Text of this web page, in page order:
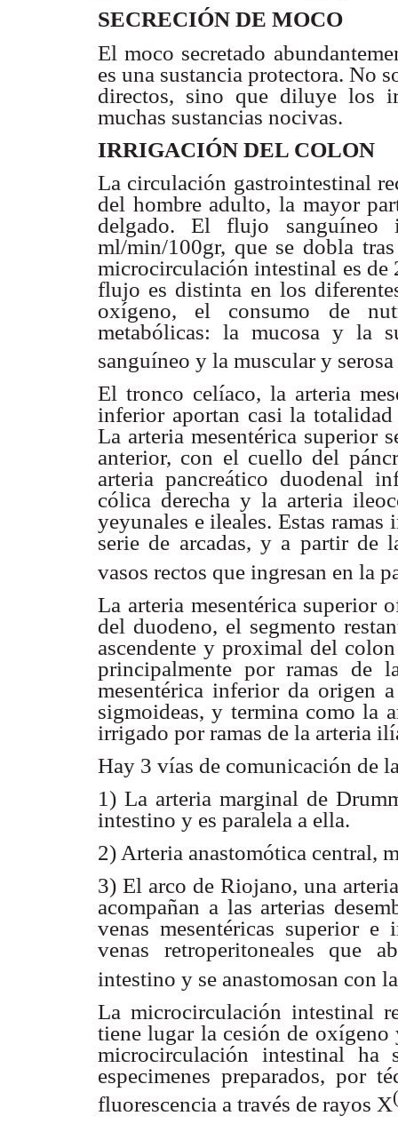
SECRECIÓN DE MOCO
El moco secretado
es una sustancia protectora. No
directos, sino que diluye los
muchas sustancias nocivas.
IRRIGACIÓN DEL COLON
La circulación gastrointestinal
del hombre adulto, la mayor
delgado. El flujo
ml/min/100gr, que se dobla
microcirculación intestinal es
flujo es distinta en los
oxígeno, el consumo de
metabólicas: la mucosa y la
sanguíneo y la muscular y
El tronco celíaco, la arteria
inferior aportan casi la
La arteria mesentérica superior
anterior, con el cuello del
arteria pancreático duodenal
cólica derecha y la arteria
yeyunales e ileales. Estas
serie de arcadas, y a partir de
vasos rectos que ingresan en la
La arteria mesentérica superior
del duodeno, el segmento
ascendente y proximal del
principalmente por ramas de
mesentérica inferior da origen
sigmoideas, y termina como la
irrigado por ramas de la arteria
Hay 3 vías de comunicación de
1) La arteria marginal de
intestino y es paralela a ella.
2) Arteria anastomótica central,
3) El arco de Riojano, una
acompañan a las arterias
venas mesentéricas superior e
venas retroperitoneales que
intestino y se anastomosan con
La microcirculación intestinal
tiene lugar la cesión de
microcirculación intestinal
especimenes preparados, por
fluorescencia a través de rayos X